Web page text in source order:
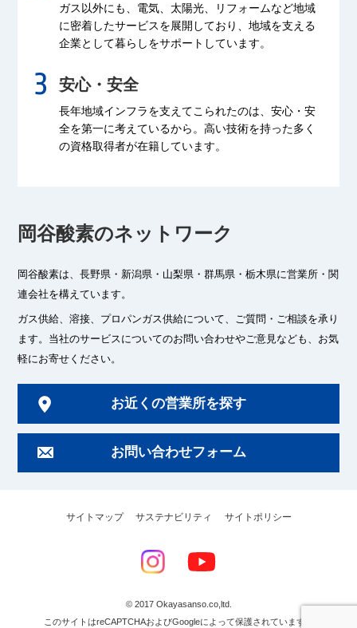
ガス以外にも、電気、太陽光、リフォームなど地域
に密着したサービスを展開しており、地域を支える
企業として暮らしをサポートしています。
安心・安全
長年地域インフラを支えてこられたのは、安心・安
全を第一に考えているから。高い技術を持った多く
の資格取得者が在籍しています。
岡谷酸素のネットワーク
岡谷酸素は、長野県・新潟県・山梨県・群馬県・栃木県に営業所・関
連会社を構えています。
ガス供給、溶接、プロパンガス供給について、ご質問・ご相談を承り
ます。 当社のサービスについてのお問い合わせやご意見なども、お気
軽にお寄せください。
お近くの営業所を探す
お問い合わせフォーム
サイトマップ サステナビリティ サイトポリシー
© 2017 Okayasanso.co,ltd.
このサイトはreCAPTCHAおよびGoogleによって保護されています。